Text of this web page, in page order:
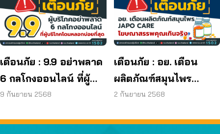
มาตรฐานกำหนด ใน
ผลิตภัณฑ์ย้อมผม
เตือนภัย : 9.9 อย่าพลาด
6 กลโกงออนไลน์ ที่ผู้
บริโภคโดนหลอกบ่อย
9 กันยายน 2568
เตือนภัย : อย. เตือน
ผลิตภัณฑ์สมุนไพร
JAPO CARE โฆษณา
2 กันยายน 2568